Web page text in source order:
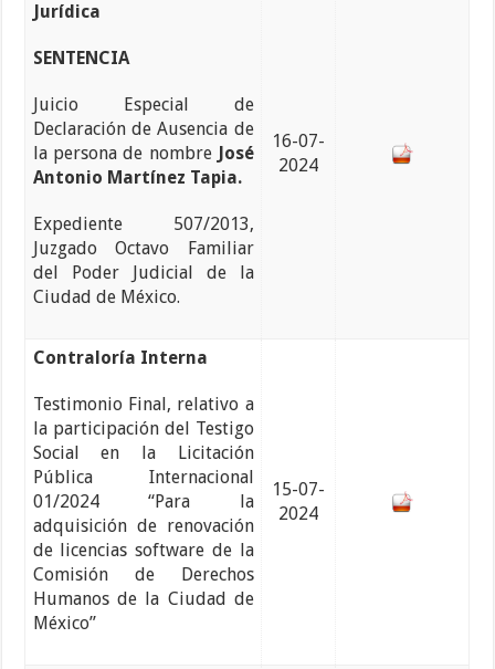
Jurídica
SENTENCIA
Juicio Especial de
Declaración de Ausencia de
la persona de nombre
José
Antonio Martínez Tapia.
Expediente 507/2013,
Juzgado Octavo Familiar
del Poder Judicial de la
Ciudad de México.
16-07-
2024
Contraloría Interna
Testimonio Final, relativo a
la participación del Testigo
Social en la Licitación
Pública Internacional
01/2024 “Para la
adquisición de renovación
de licencias software de la
Comisión de Derechos
Humanos de la Ciudad de
México”
15-07-
2024